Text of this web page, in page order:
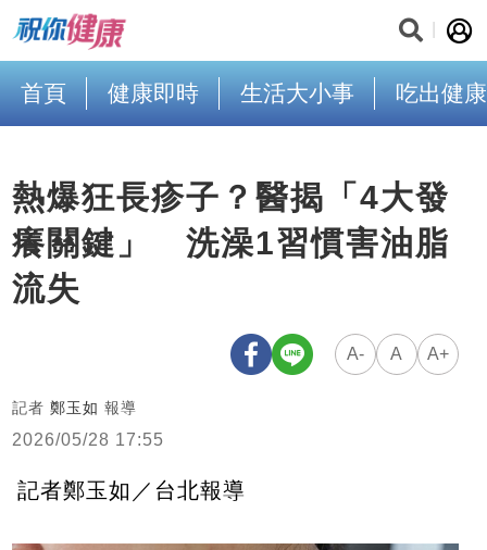
首頁 健康即時 生活大小事 吃出健康
熱爆狂長疹子？醫揭「4大發
癢關鍵」 洗澡1習慣害油脂
流失
A- A A+
記者 鄭玉如 報導
2026/05/28 17:55
記者鄭玉如／台北報導